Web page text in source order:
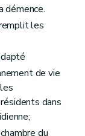
démence.
les
de vie
dans
du